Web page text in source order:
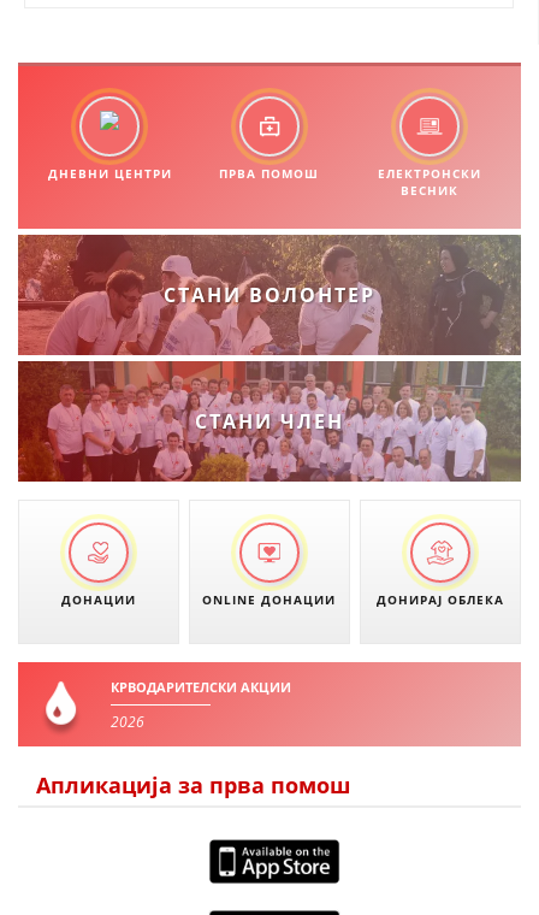
ДНЕВНИ ЦЕНТРИ ПРВА ПОМОШ
ЕЛЕКТРОНСКИ
ВЕСНИК
СТАНИ ВОЛОНТЕР
СТАНИ ЧЛЕН
ДОНАЦИИ ONLINE ДОНАЦИИ ДОНИРАЈ ОБЛЕКА
КРВОДАРИТЕЛСКИ АКЦИИ
2026
Апликација за прва помош